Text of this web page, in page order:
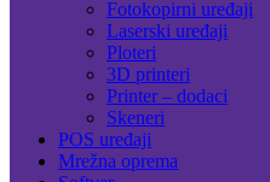
Fotokopirni uređaji
Laserski uređaji
Ploteri
3D printeri
Printer – dodaci
Skeneri
POS uređaji
Mrežna oprema